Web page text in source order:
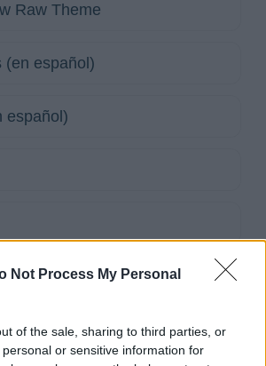
Not Process My Personal
of the sale, sharing to third parties, or
or sensitive information for
Raw Theme
(en español)
español)
2010
(en español)